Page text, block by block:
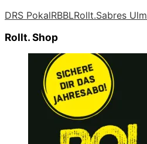
DRS PokalRBBLRollt.Sabres Ulm
Rollt. Shop